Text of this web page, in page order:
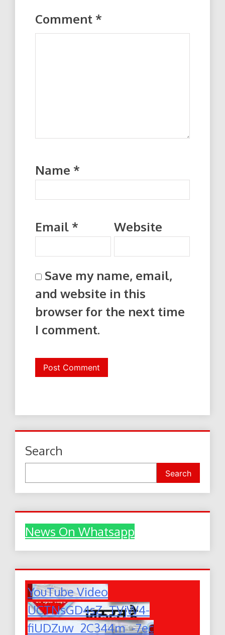
Comment *
Name *
Email * Website
Save my name, email,
and website in this
browser for the next time
I comment.
Search
Search
News On Whatsapp
YouTube Video
UCTNsGD4sZ_TVjW4-
fiUDZuw_2C344m_-7ec